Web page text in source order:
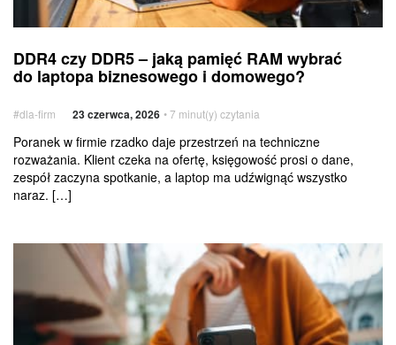
czy DDR5
–
pamięć
RAM
wybrać
do laptopa
biznesowego
Usługi
dodatkowe
DDR4 czy DDR5 – jaką pamięć RAM wybrać
do laptopa biznesowego i domowego?
#dla-firm 23 czerwca, 2026 • 7 minut(y) czytania
Poranek w firmie rzadko daje przestrzeń na techniczne
rozważania. Klient czeka na ofertę, księgowość prosi o dane,
zespół zaczyna spotkanie, a laptop ma udźwignąć wszystko
naraz. […]
Jak
i wyłączyć
pocztę
głosową